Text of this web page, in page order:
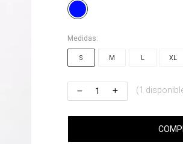
Medidas:
S M L XL
(1